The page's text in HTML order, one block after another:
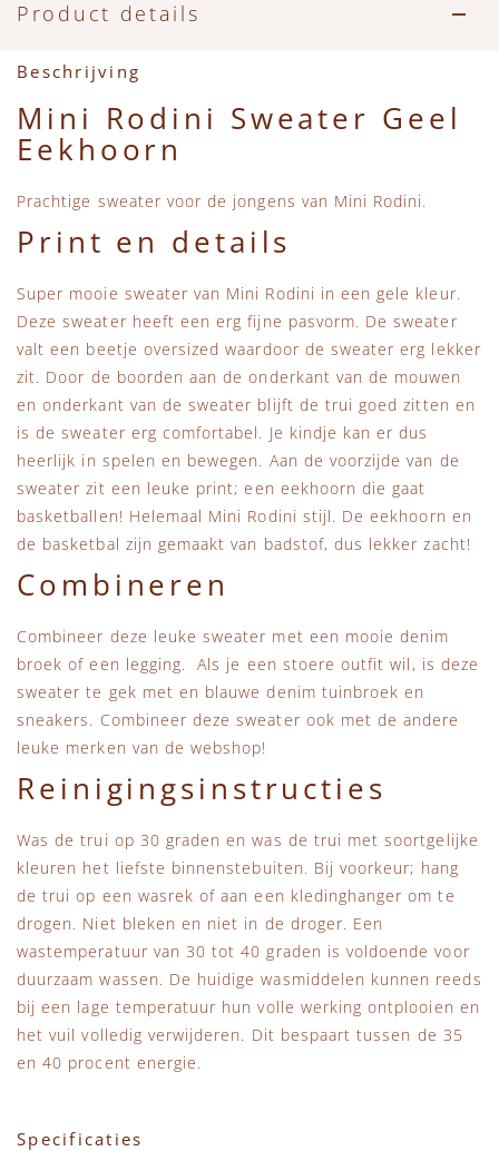
Accessoires
Zwemkleding
Zwemkleding
Feestkleding
Speelgoed
Beren, Speendoekjes en Knuffeldoekjes
Tassen
Verzorgingsproducten
Beren
MarMar Copenhagen
Mini Rodini
+1 in the family
New Balance
Piupiuchick
Play Up
Sproet & Sprout
Tiny Cottons
Product details
Beschrijving
Mini Rodini Sweater Geel
Eekhoorn
Prachtige sweater voor de jongens van Mini Rodini.
Print en details
Super mooie sweater van Mini Rodini in een gele kleur.
Deze sweater heeft een erg fijne pasvorm. De sweater
valt een beetje oversized waardoor de sweater erg lekker
zit. Door de boorden aan de onderkant van de mouwen
en onderkant van de sweater blijft de trui goed zitten en
is de sweater erg comfortabel. Je kindje kan er dus
heerlijk in spelen en bewegen. Aan de voorzijde van de
sweater zit een leuke print; een eekhoorn die gaat
basketballen! Helemaal Mini Rodini stijl. De eekhoorn en
de basketbal zijn gemaakt van badstof, dus lekker zacht!
Combineren
Combineer deze leuke sweater met een mooie denim
broek of een legging. Als je een stoere outfit wil, is deze
sweater te gek met en blauwe denim tuinbroek en
sneakers. Combineer deze sweater ook met de andere
leuke merken van de webshop!
Reinigingsinstructies
Was de trui op 30 graden en was de trui met soortgelijke
kleuren het liefste binnenstebuiten. Bij voorkeur; hang
de trui op een wasrek of aan een kledinghanger om te
drogen. Niet bleken en niet in de droger. Een
wastemperatuur van 30 tot 40 graden is voldoende voor
duurzaam wassen. De huidige wasmiddelen kunnen reeds
bij een lage temperatuur hun volle werking ontplooien en
het vuil volledig verwijderen. Dit bespaart tussen de 35
en 40 procent energie.
Specificaties